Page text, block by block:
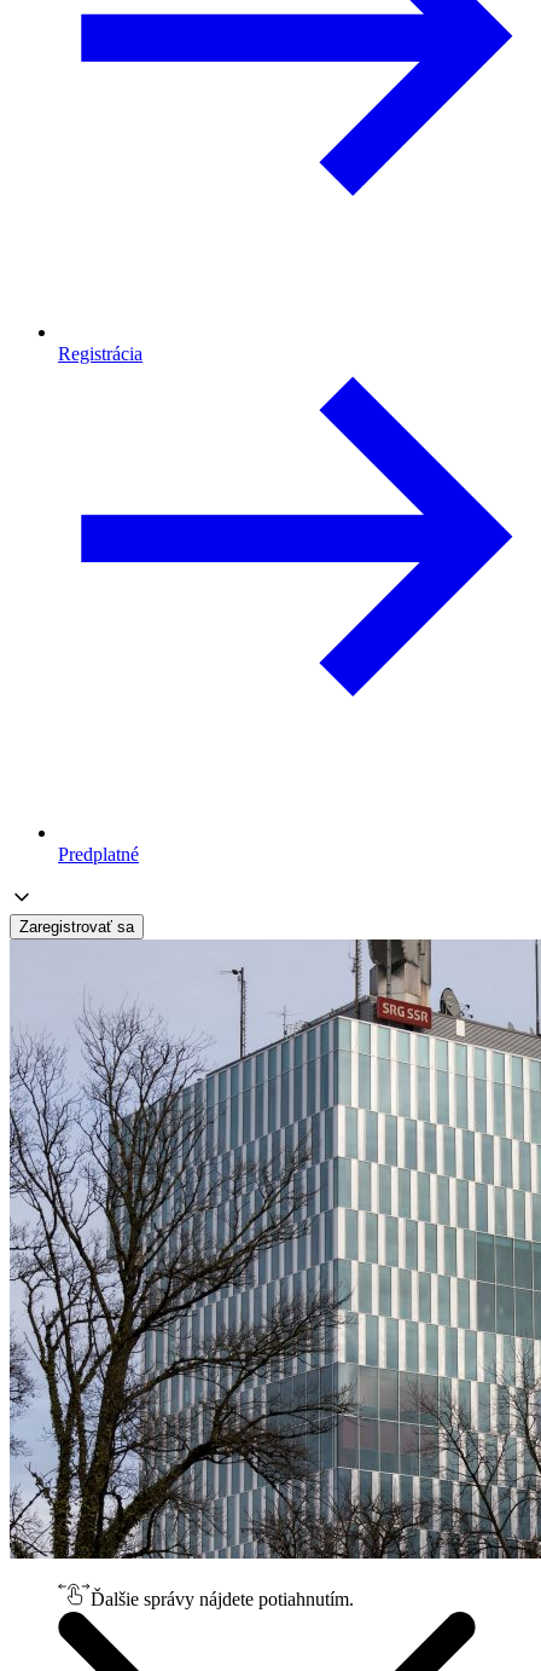
Registrácia
Predplatné
Zaregistrovať sa
Ďalšie správy nájdete potiahnutím.